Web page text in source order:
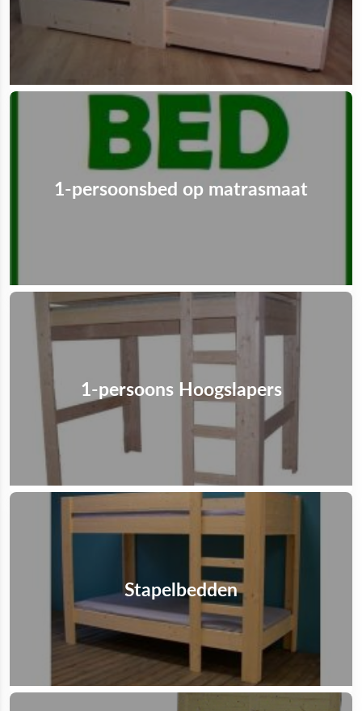
1-persoonsbed op matrasmaat
1-persoons Hoogslapers
Stapelbedden